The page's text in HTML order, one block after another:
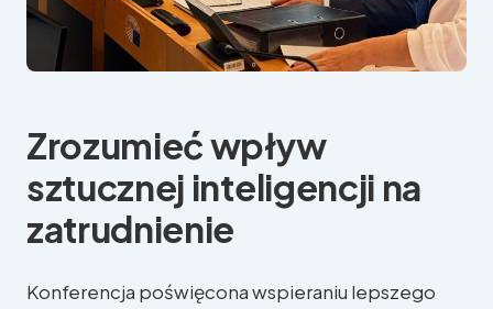
Zrozumieć wpływ
sztucznej inteligencji na
zatrudnienie
Konferencja poświęcona wspieraniu lepszego